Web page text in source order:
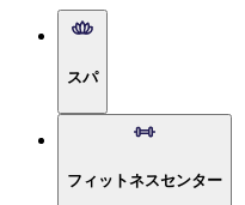
スパ
フィットネスセンター